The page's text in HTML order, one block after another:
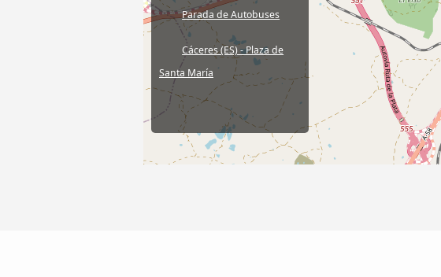
Parada de Autobuses
Cáceres (ES) - Plaza de
Santa María